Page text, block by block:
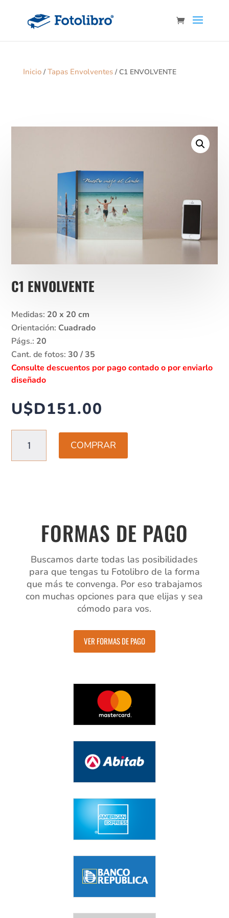
Inicio/Tapas Envolventes/ C1 ENVOLVENTE
C1 ENVOLVENTE
Medidas: 20 x 20 cm
Orientación: Cuadrado
Págs.: 20
Cant. de fotos:30 / 35
Consulte descuentos por pago contado o por enviarlo
diseñado
U$D151.00
ENVOLVENTE
cantidad
COMPRAR
FORMAS DE PAGO
Buscamos darte todas las posibilidades
para que tengas tu Fotolibro de la forma
que más te convenga. Por eso trabajamos
con muchas opciones para que elijas y sea
cómodo para vos.
VER FORMAS DE PAGO